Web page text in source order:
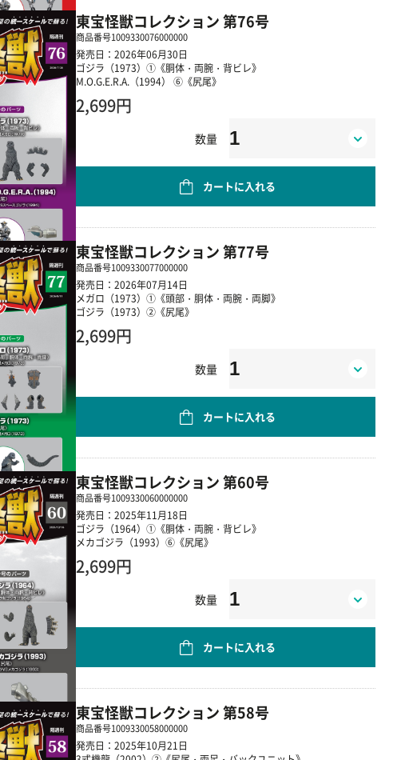
東宝怪獣コレクション 第76号
商品番号1009330076000000
発売日：2026年06月30日
ゴジラ（1973）①《胴体・両腕・背ビレ》
M.O.G.E.R.A.（1994） ⑥《尻尾》
2,699円
数量
カートに入れる
東宝怪獣コレクション 第77号
商品番号1009330077000000
発売日：2026年07月14日
メガロ（1973）①《頭部・胴体・両腕・両脚》
ゴジラ（1973）②《尻尾》
2,699円
数量
カートに入れる
東宝怪獣コレクション 第60号
商品番号1009330060000000
発売日：2025年11月18日
ゴジラ（1964）①《胴体・両腕・背ビレ》
メカゴジラ（1993）⑥《尻尾》
2,699円
数量
カートに入れる
東宝怪獣コレクション 第58号
商品番号1009330058000000
発売日：2025年10月21日